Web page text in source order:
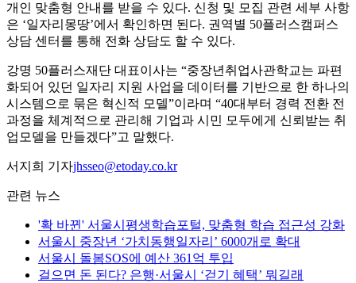
개인 맞춤형 안내를 받을 수 있다. 신청 및 모집 관련 세부 사항
은 ‘일자리몽땅’에서 확인하면 된다. 권역별 50플러스캠퍼스
상담 센터를 통해 전화 상담도 할 수 있다.
강명 50플러스재단 대표이사는 “중장년취업사관학교는 파편
화되어 있던 일자리 지원 사업을 데이터를 기반으로 한 하나의
시스템으로 묶은 혁신적 모델”이라며 “40대부터 경력 전환 전
과정을 체계적으로 관리해 기업과 시민 모두에게 신뢰받는 취
업모델을 만들겠다”고 말했다.
서지희 기자jhsseo@etoday.co.kr
관련 뉴스
'확 바뀐' 서울시평생학습포털, 맞춤형 학습 접근성 강화
서울시 중장년 ‘가치동행일자리’ 6000개로 확대
서울시 돌봄SOS에 예산 361억 투입
걸으면 돈 된다? 은행·서울시 ‘걷기 혜택’ 뭐길래